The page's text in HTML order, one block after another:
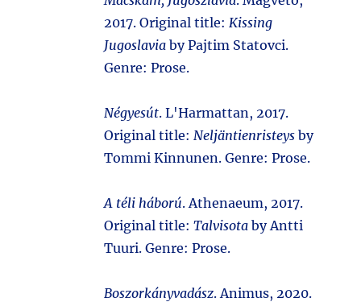
2017. Original title:Kissing
Jugoslavia by Pajtim Statovci.
Genre: Prose.
Négyesút. L'Harmattan, 2017.
Original title:Neljäntienristeys by
Tommi Kinnunen. Genre: Prose.
A téli háború. Athenaeum, 2017.
Original title:Talvisota by Antti
Tuuri. Genre: Prose.
Boszorkányvadász. Animus, 2020.